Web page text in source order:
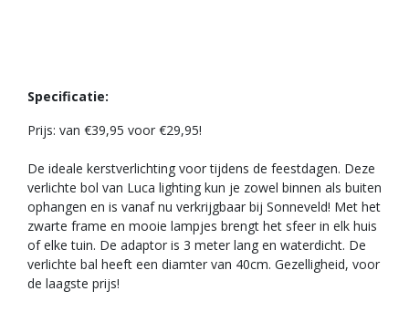
Specificatie:
Prijs: van €39,95 voor €29,95!
De ideale kerstverlichting voor tijdens de feestdagen. Deze
verlichte bol van Luca lighting kun je zowel binnen als buiten
ophangen en is vanaf nu verkrijgbaar bij Sonneveld! Met het
zwarte frame en mooie lampjes brengt het sfeer in elk huis
of elke tuin. De adaptor is 3 meter lang en waterdicht. De
verlichte bal heeft een diamter van 40cm. Gezelligheid, voor
de laagste prijs!